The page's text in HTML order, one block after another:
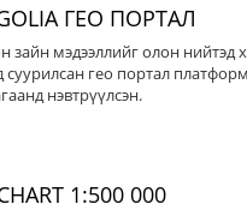
ГЕО ПОРТАЛ
мэдээллийг олон нийтэд
суурилсан гео портал
нэвтрүүлсэн.
1:500 000